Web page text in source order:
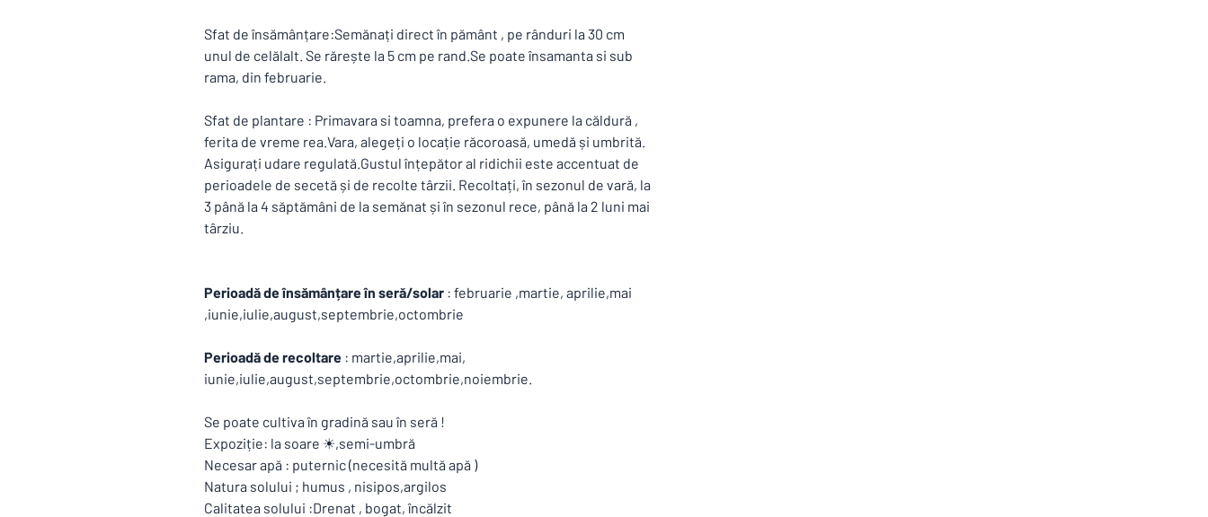
Sfat de însămânțare:Semănați direct în pământ , pe rânduri la 30 cm
unul de celălalt. Se rărește la 5 cm pe rand.Se poate însamanta si sub
rama, din februarie.
Sfat de plantare : Primavara si toamna, prefera o expunere la căldură ,
ferita de vreme rea.Vara, alegeți o locație răcoroasă, umedă și umbrită.
Asigurați udare regulată.Gustul înțepător al ridichii este accentuat de
perioadele de secetă și de recolte târzii. Recoltați, în sezonul de vară, la
3 până la 4 săptămâni de la semănat și în sezonul rece, până la 2 luni mai
târziu.
Perioadă de însămânțare în seră/solar : februarie ,martie, aprilie,mai
,iunie,iulie,august,septembrie,octombrie
Perioadă de recoltare : martie,aprilie,mai,
iunie,iulie,august,septembrie,octombrie,noiembrie.
Se poate cultiva în gradină sau în seră !
Expoziție: la soare ☀,semi-umbră
Necesar apă : puternic (necesită multă apă )
Natura solului ; humus , nisipos,argilos
Calitatea solului :Drenat , bogat, încălzit